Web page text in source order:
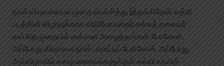
நான் விஷாலை பல முறை விமர்சித்து இருக்கிறேன். லத்தி
படத்தின் விழாவுக்காக விநியோகஸ்தர் சங்கத் தலைவர்
என்கிற முறையில் என்னை அழைத்தார்கள். போனேன்,
அப்போது விஷாலை நான் பாராட்டிப் பேசினேன். அப்போது
அவ்விழாவில் ஏழை மாணவர்களுக்குக் கல்வி உதவித்